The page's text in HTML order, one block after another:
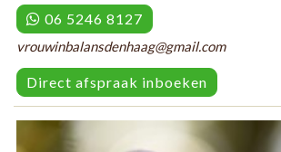
06 5246 8127
vrouwinbalansdenhaag@gmail.com
Direct afspraak inboeken